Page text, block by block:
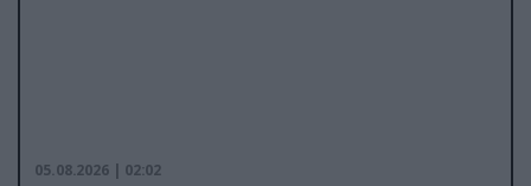
05.08.2026 | 02:02